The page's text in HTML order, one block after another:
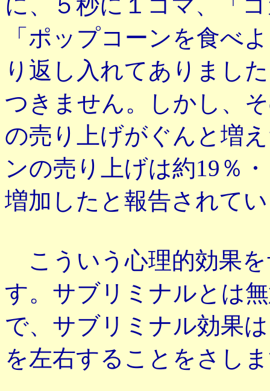
「ポップコーンを食べ
り返し入れてありまし
つきません。しかし、
の売り上げがぐんと増
ンの売り上げは約19％
増加したと報告されて
こういう心理的効果
す。サブリミナルとは
で、サブリミナル効果
を左右することをさし